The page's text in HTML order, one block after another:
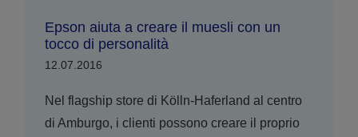
Epson aiuta a creare il muesli con un
tocco di personalità
12.07.2016
Nel flagship store di Kölln-Haferland al centro
di Amburgo, i clienti possono creare il proprio